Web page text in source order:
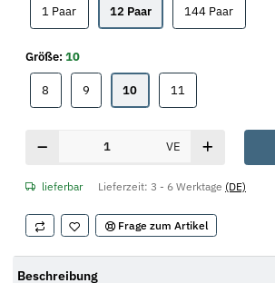
1 Paar1 Paar12 Paar12 Paar144 Paar144 Paar
Größe: 10
8 99 1010 11
VE
lieferbar Lieferzeit: 3 - 6 Werktage (DE)
Frage zum Artikel
Beschreibung